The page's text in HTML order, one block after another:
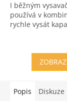
z
5
hvězdiček.
I běžným
používá v
rychle vysát
Popis Diskuze